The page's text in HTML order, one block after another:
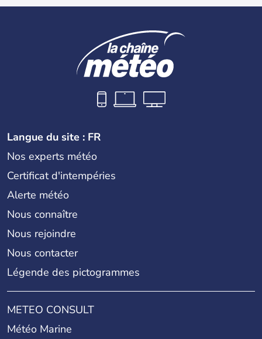
Langue du site : FR
Nos experts météo
Certificat d'intempéries
Alerte météo
Nous connaître
Nous rejoindre
Nous contacter
Légende des pictogrammes
METEO CONSULT
Météo Marine